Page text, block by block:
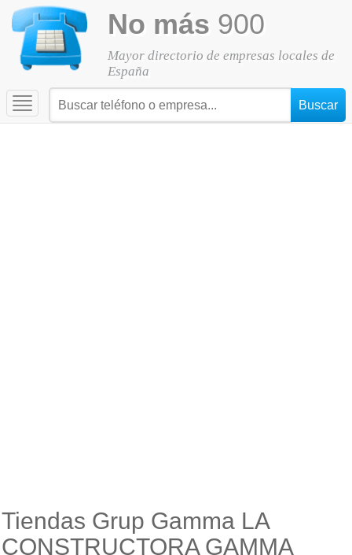
No más 900
Mayor directorio de empresas locales de
España
Toggle
navigation
Tiendas Grup Gamma LA
CONSTRUCTORA GAMMA